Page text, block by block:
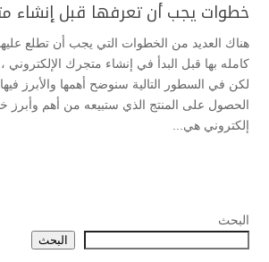
خطوات يجب أن تعرفها قبل إنشاء
هناك العديد من الخطوات التي يجب أن تطلع
كامله بها قبل البدأ في إنشاء متجرك الإلكتروني ،
لكن في السطور التالية سنوضح أهمها والأبرز
الحصول على المنتج الذي ستبيعه من أهم وأبرز
إلكتروني هي...
البحث
البحث